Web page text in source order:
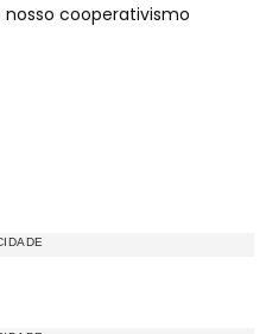
cooperativismo